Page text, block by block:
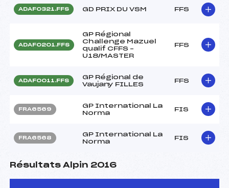
ADAF0321.FFS GD PRIX DU VSM FFS
ADAF0201.FFS
GP Régional
Challenge Mazuel
qualif CFFS –
U18/MASTER
FFS
ADAF0011.FFS
GP Régional de
Vaujany FILLES
FFS
FRA6569
GP International La
Norma
FIS
FRA6568
GP International La
Norma
FIS
Résultats Alpin 2016